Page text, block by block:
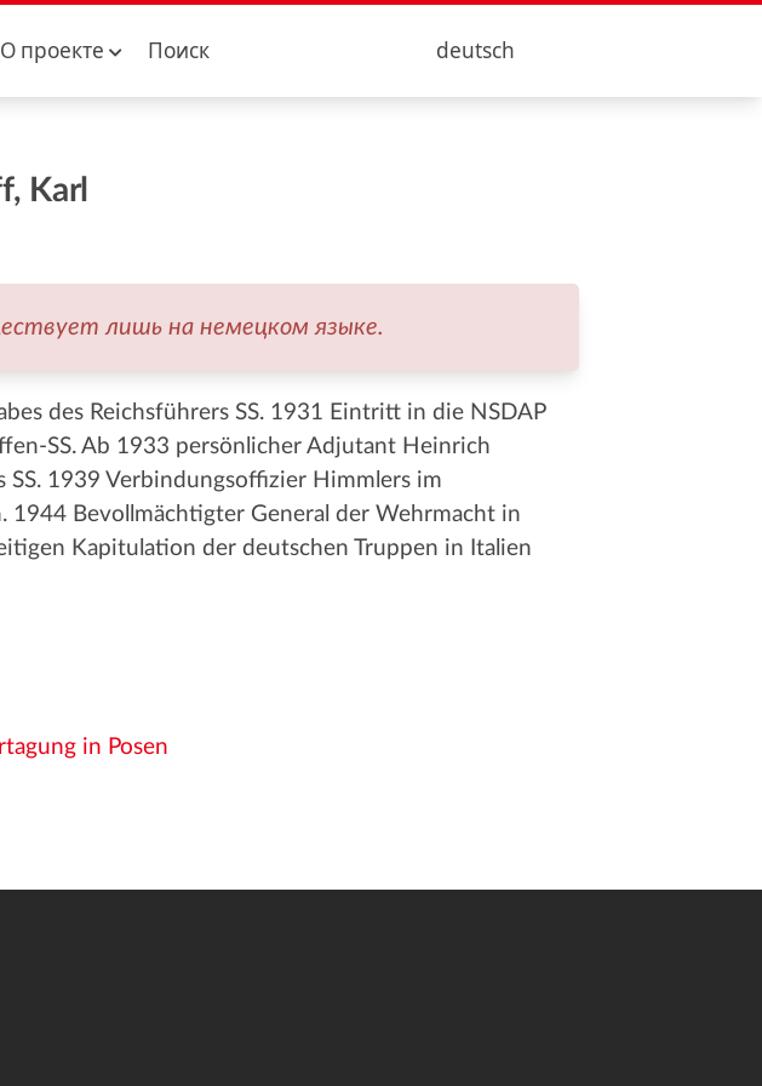
О проекте Поиск deutsch
Karl
лишь на немецком языке.
des Reichsführers SS. 1931 Eintritt in die NSDAP
SS. Ab 1933 persönlicher Adjutant Heinrich
SS. 1939 Verbindungsoffizier Himmlers im
Bevollmächtigter General der Wehrmacht in
Kapitulation der deutschen Truppen in Italien
in Posen